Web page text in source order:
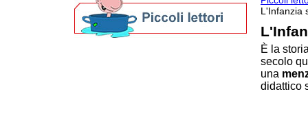
L'Infanzia
È la
secolo
una
didattico